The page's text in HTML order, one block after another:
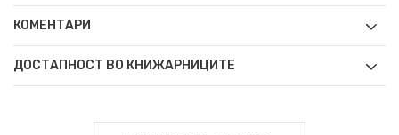
КОМЕНТАРИ
ДОСТАПНОСТ ВО КНИЖАРНИЦИТЕ